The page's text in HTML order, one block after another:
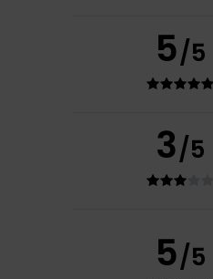
5/5
3/5
5/5